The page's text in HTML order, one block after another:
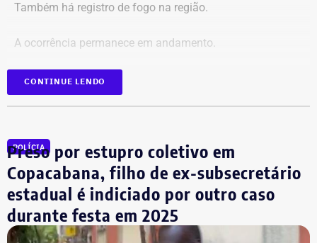
Também há registro de fogo na região.
A ocorrência permanece em andamento.
*Em atualização
CONTINUE LENDO
POLÍCIA
Preso por estupro coletivo em
Copacabana, filho de ex-subsecretário
estadual é indiciado por outro caso
durante festa em 2025